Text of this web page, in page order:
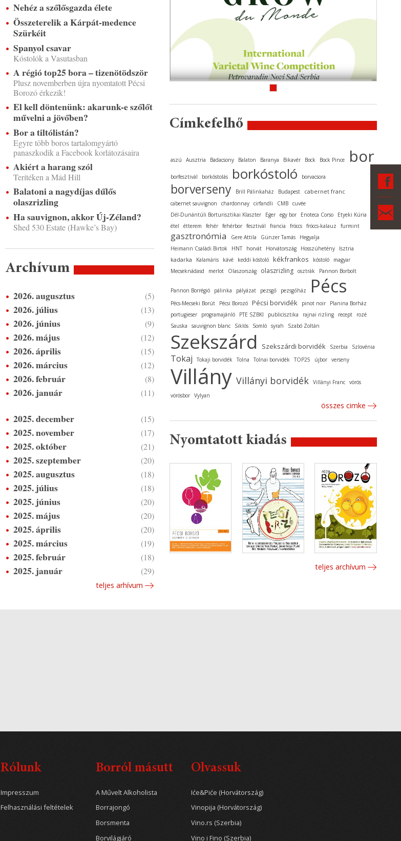
Nehéz a szőlősgazda élete
Összeterelik a Kárpát-medence
Szürkéit
Spanyol csavar
Kóstolók a Vasutasban
A régió top25 bora – tizenötödször
Plusz novemberben újra nyomtatott Pécsi
Borozó érkezik!
El kell döntenünk: akarunk-e szőlőt
művelni a jövőben?
Bor a tiltólistán?
Egyre több boros tartalomgyártó
panaszkodik a Facebook korlátozásaira
Akiért a harang szól
Terítéken a Mád Hill
Balatoni a nagydíjas dűlős
olaszrizling
Ha sauvignon, akkor Új-Zéland?
Shed 530 Estate (Hawke’s Bay)
Archívum
2026. augusztus (5)
2026. július (13)
2026. június (9)
2026. május (12)
2026. április (15)
2026. március (12)
2026. február (8)
2026. január (11)
2025. december (15)
2025. november (17)
2025. október (21)
2025. szeptember (20)
2025. augusztus (18)
2025. július (18)
2025. június (20)
2025. május (20)
2025. április (20)
2025. március (19)
2025. február (18)
2025. január (29)
teljes arhívum
Címkefelhő
aszú Ausztria Badacsony Balaton Baranya Bikavér Bock Bock Pince bor
borfesztivál borkóstolás borkóstoló borvacsora
borverseny Brill Pálinkaház Budapest cabernet franc
cabernet sauvignon chardonnay cirfandli CMB cuvée
Dél-Dunántúli Borturisztikai Klaszter
Eger egy bor Enoteca Corso
Etyeki Kúria
étel
étterem fehér fehérbor fesztivál francia fröccs fröccs-kalauz furmint
gasztronómia Gere Attila Günzer Tamás
Hegyalja
Heimann Családi Birtok
HNT horvát Horvátország Hosszúhetény Isztria
kadarka Kalamáris kávé keddi kóstoló kékfrankos kóstoló
magyar
Mecseknádasd
merlot Olaszország olaszrizling osztrák Pannon Borbolt
Pannon Borrégió pálinka pályázat pezsgő pezsgőház Pécs
Pécs-Mecseki Borút Pécsi Borozó Pécsi borvidék pinot noir
Planina Borház
portugieser
programajánló PTE SZBKI publicisztika rajnai rizling recept
rozé
Sauska
sauvignon blanc Siklós Somló syrah Szabó Zoltán
Szekszárd Szekszárdi borvidék Szerbia Szlovénia
Tokaj Tokaji borvidék Tolna Tolnai borvidék TOP25 újbor verseny
Villány Villányi borvidék Villányi Franc vörös
vörösbor Vylyan
összes cimke
Nyomtatott kiadás
teljes archívum
Rólunk
Impresszum
Felhasználási feltételek
Borról másutt
A Művelt Alkoholista
Borrajongó
Borsmenta
Borvilágjáró
Olvassuk
Iće&Piće (Horvátország)
Vinopija (Horvátország)
Vino.rs (Szerbia)
Vino i Fino (Szerbia)